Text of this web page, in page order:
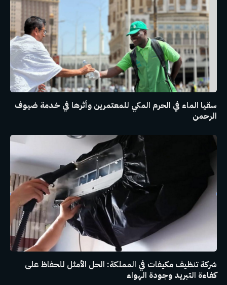
سقيا الماء في الحرم المكي للمعتمرين وأثرها في خدمة ضيوف
الرحمن
شركة تنظيف مكيفات في المملكة: الحل الأمثل للحفاظ على
كفاءة التبريد وجودة الهواء